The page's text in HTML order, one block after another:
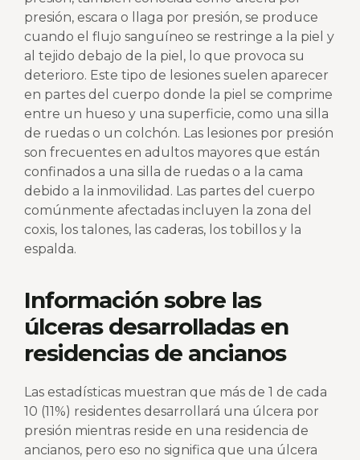
presión, escara o llaga por presión, se produce
cuando el flujo sanguíneo se restringe a la piel y
al tejido debajo de la piel, lo que provoca su
deterioro. Este tipo de lesiones suelen aparecer
en partes del cuerpo donde la piel se comprime
entre un hueso y una superficie, como una silla
de ruedas o un colchón. Las lesiones por presión
son frecuentes en adultos mayores que están
confinados a una silla de ruedas o a la cama
debido a la inmovilidad. Las partes del cuerpo
comúnmente afectadas incluyen la zona del
coxis, los talones, las caderas, los tobillos y la
espalda.
Información sobre las
úlceras desarrolladas en
residencias de ancianos
Las estadísticas muestran que más de 1 de cada
10 (11%) residentes desarrollará una úlcera por
presión mientras reside en una residencia de
ancianos, pero eso no significa que una úlcera